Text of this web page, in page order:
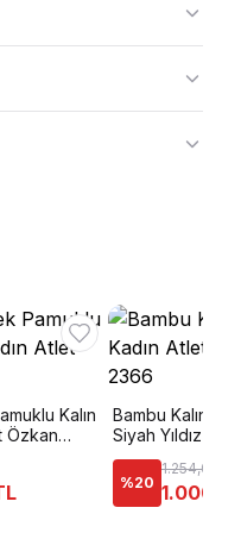
Kalın
Özkan
Bambu Kalın
Siyah Yıldız
%20
1.254,00 TL